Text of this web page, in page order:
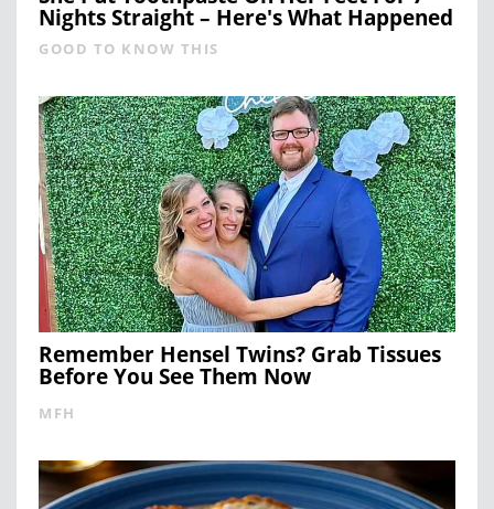
Nights Straight – Here's What Happened
GOOD TO KNOW THIS
Remember Hensel Twins? Grab Tissues
Before You See Them Now
MFH